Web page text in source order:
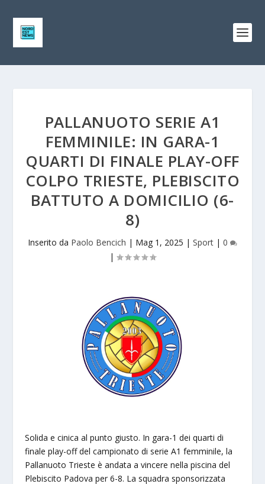
PALLANUOTO SERIE A1
FEMMINILE: IN GARA-1
QUARTI DI FINALE PLAY-OFF
COLPO TRIESTE, PLEBISCITO
BATTUTO A DOMICILIO (6-
8)
Inserito da Paolo Bencich | Mag 1, 2025 | Sport | 0
|
Solida e cinica al punto giusto. In gara-1 dei quarti di
finale play-off del campionato di serie A1 femminile, la
Pallanuoto Trieste è andata a vincere nella piscina del
Plebiscito Padova per 6-8. La squadra sponsorizzata